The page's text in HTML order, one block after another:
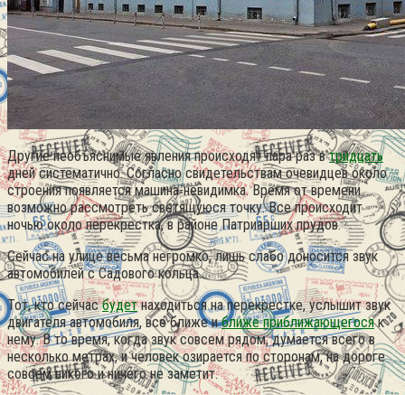
Другие необъяснимые явления происходят пара раз втридцать
дней систематично. Согласно свидетельствам очевидцев около
строения появляется машина-невидимка. Время от времени
возможно рассмотреть светящуюся точку. Все происходит
ночью около перекрестка, в районе Патриарших прудов.
Сейчас на улице весьма негромко, лишь слабо доносится звук
автомобилей с Садового кольца.
Тот, кто сейчасбудетнаходиться на перекрестке, услышит звук
двигателя автомобиля, все ближе иближе приближающегосяк
нему. В то время, когда звук совсем рядом, думается всего в
несколько метрах, и человек озирается по сторонам, на дороге
совсем никого и ничего не заметит.